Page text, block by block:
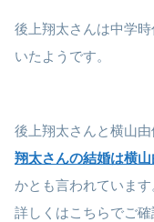
後上翔太さんは中学
いたようです。
後上翔太さんと横山由
翔太さんの結婚は横
かとも言われています
詳しくはこちらでご確